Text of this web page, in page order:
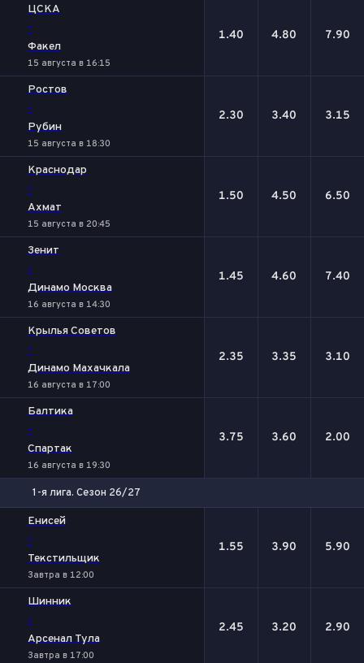
ЦСКА
-
Факел
15 августа в 16:15
1.40 4.80 7.90
Ростов
-
Рубин
15 августа в 18:30
2.30 3.40 3.15
Краснодар
-
Ахмат
15 августа в 20:45
1.50 4.50 6.50
Зенит
-
Динамо Москва
16 августа в 14:30
1.45 4.60 7.40
Крылья Советов
-
Динамо Махачкала
16 августа в 17:00
2.35 3.35 3.10
Балтика
-
Спартак
16 августа в 19:30
3.75 3.60 2.00
1-я лига. Сезон 26/27
Енисей
-
Текстильщик
Завтра в 12:00
1.55 3.90 5.90
Шинник
-
Арсенал Тула
Завтра в 17:00
2.45 3.20 2.90